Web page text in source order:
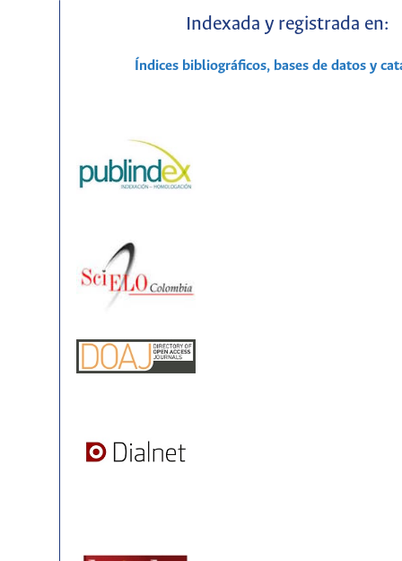
Indexada y registrada en:
Índices bibliográficos, bases de datos y